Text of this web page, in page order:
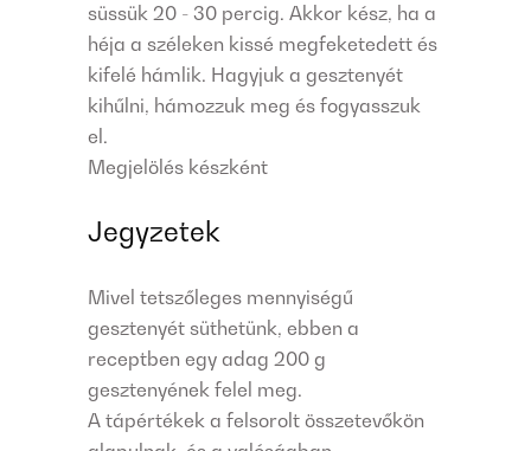
süssük 20 - 30 percig. Akkor kész, ha a
héja a széleken kissé megfeketedett és
kifelé hámlik. Hagyjuk a gesztenyét
kihűlni, hámozzuk meg és fogyasszuk
el.
Megjelölés készként
Jegyzetek
Mivel tetszőleges mennyiségű
gesztenyét süthetünk, ebben a
receptben egy adag 200 g
gesztenyének felel meg.
A tápértékek a felsorolt összetevőkön